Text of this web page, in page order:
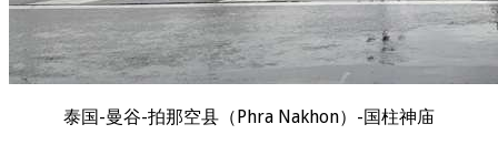
泰国-曼谷-拍那空县（Phra Nakhon）-国柱神庙